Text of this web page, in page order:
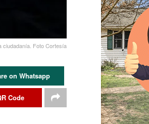
ciudadanía. Foto Cortesía
on Whatsapp
Code